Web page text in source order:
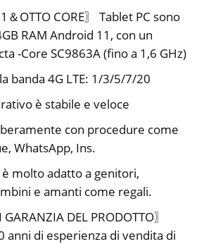
＆OTTO CORE〗 Tablet PC sono
RAM Android 11, con un
-Core SC9863A (fino a 1,6 GHz)
banda 4G LTE: 1/3/5/7/20
è stabile e veloce
con procedure come
WhatsApp, Ins.
molto adatto a genitori,
e amanti come regali.
GARANZIA DEL PRODOTTO〗
anni di esperienza di vendita di